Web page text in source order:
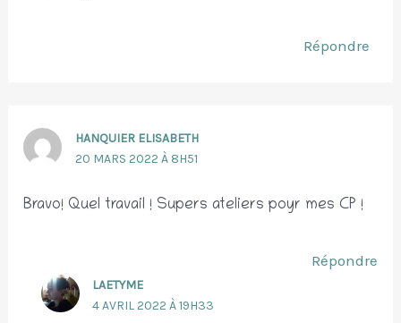
Répondre
HANQUIER ELISABETH
20 MARS 2022 À 8H51
Bravo! Quel travail ! Supers ateliers poyr mes CP !
Répondre
LAETYME
4 AVRIL 2022 À 19H33